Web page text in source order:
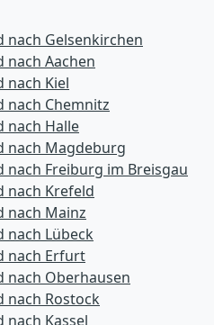
nach Gelsenkirchen
nach Aachen
nach Kiel
nach Chemnitz
nach Halle
nach Magdeburg
nach Freiburg im Breisgau
nach Krefeld
nach Mainz
nach Lübeck
nach Erfurt
nach Oberhausen
nach Rostock
nach Kassel